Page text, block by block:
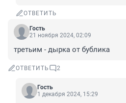
ОТВЕТИТЬ
Гость
21 ноября 2024, 02:09
третьим - дырка от бублика
ОТВЕТИТЬ 2
Гость
1 декабря 2024, 15:29